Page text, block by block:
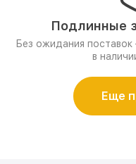
Подлинные
Без ожидания
в
Еще